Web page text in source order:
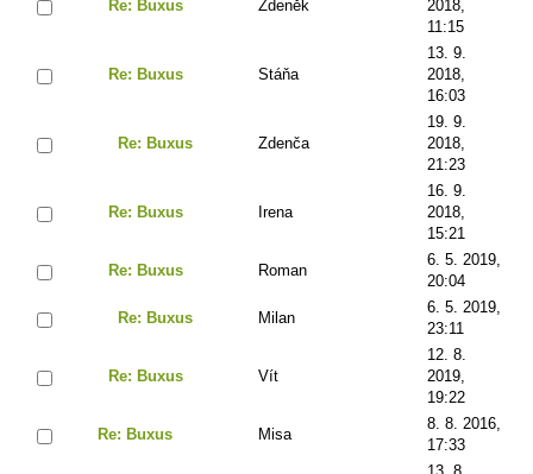
Re: Buxus Zdeněk
2018,
11:15
Re: Buxus Stáňa
13. 9.
2018,
16:03
Re: Buxus Zdenča
19. 9.
2018,
21:23
Re: Buxus Irena
16. 9.
2018,
15:21
Re: Buxus Roman
6. 5. 2019,
20:04
Re: Buxus Milan
6. 5. 2019,
23:11
Re: Buxus Vít
12. 8.
2019,
19:22
Re: Buxus Misa
8. 8. 2016,
17:33